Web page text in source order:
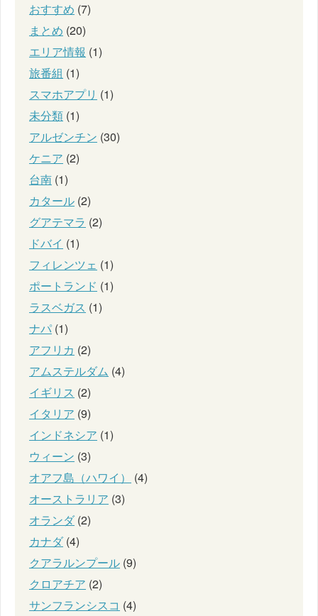
おすすめ (7)
まとめ (20)
エリア情報 (1)
旅番組 (1)
スマホアプリ (1)
未分類 (1)
アルゼンチン (30)
ケニア (2)
台南 (1)
カタール (2)
グアテマラ (2)
ドバイ (1)
フィレンツェ (1)
ポートランド (1)
ラスベガス (1)
ナパ (1)
アフリカ (2)
アムステルダム (4)
イギリス (2)
イタリア (9)
インドネシア (1)
ウィーン (3)
オアフ島（ハワイ）
(4)
オーストラリア (3)
オランダ(2)
カナダ(4)
クアラルンプール (9)
クロアチア (2)
サンフランシスコ (4)